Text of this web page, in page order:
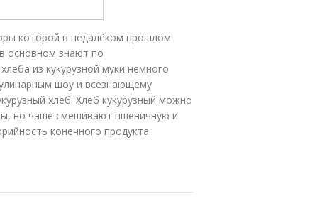
которой в недалёком прошлом
основном знают по
из кукурузной муки немного
шоу и всезнающему
хлеб. Хлеб кукурузный можно
но чаше смешивают пшеничную и
конечного продукта.